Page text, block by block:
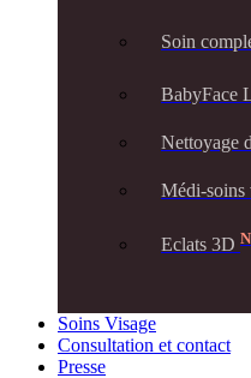
Soin
BabyFace
Nettoyage
Médi-soins
Eclats 3D
Soins Visage
Consultation et contact
Presse